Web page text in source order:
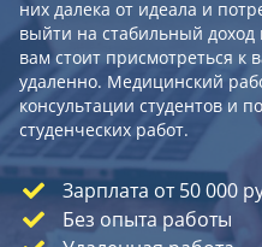
них далека от идеала и
выйти на стабильный доход
вам стоит присмотреться к
удаленно. Медицинский
консультации студентов и
студенческих работ.
Зарплата от 50 000
Без опыта работы